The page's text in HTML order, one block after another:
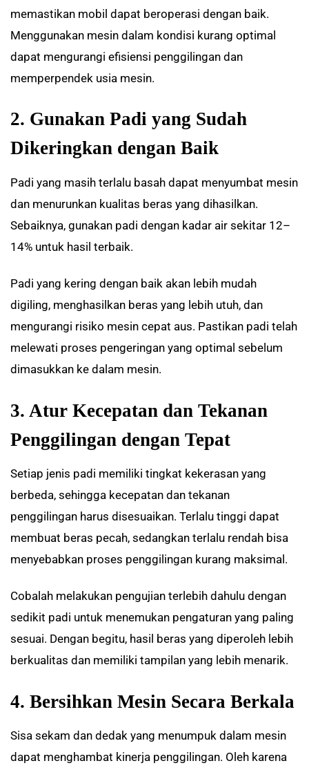
memastikan mobil dapat beroperasi dengan baik.
Menggunakan mesin dalam kondisi kurang optimal
dapat mengurangi efisiensi penggilingan dan
memperpendek usia mesin.
2. Gunakan Padi yang Sudah
Dikeringkan dengan Baik
Padi yang masih terlalu basah dapat menyumbat mesin
dan menurunkan kualitas beras yang dihasilkan.
Sebaiknya, gunakan padi dengan kadar air sekitar 12–
14% untuk hasil terbaik.
Padi yang kering dengan baik akan lebih mudah
digiling, menghasilkan beras yang lebih utuh, dan
mengurangi risiko mesin cepat aus. Pastikan padi telah
melewati proses pengeringan yang optimal sebelum
dimasukkan ke dalam mesin.
3. Atur Kecepatan dan Tekanan
Penggilingan dengan Tepat
Setiap jenis padi memiliki tingkat kekerasan yang
berbeda, sehingga kecepatan dan tekanan
penggilingan harus disesuaikan. Terlalu tinggi dapat
membuat beras pecah, sedangkan terlalu rendah bisa
menyebabkan proses penggilingan kurang maksimal.
Cobalah melakukan pengujian terlebih dahulu dengan
sedikit padi untuk menemukan pengaturan yang paling
sesuai. Dengan begitu, hasil beras yang diperoleh lebih
berkualitas dan memiliki tampilan yang lebih menarik.
4. Bersihkan Mesin Secara Berkala
Sisa sekam dan dedak yang menumpuk dalam mesin
dapat menghambat kinerja penggilingan. Oleh karena